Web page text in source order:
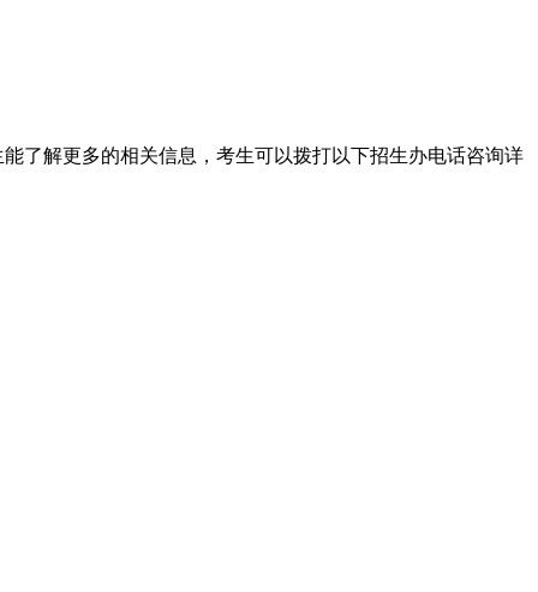
了解更多的相关信息，考生可以拨打以下招生办电话咨询详